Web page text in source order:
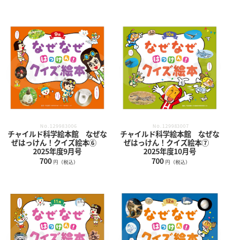
No.129983006
チャイルド科学絵本館 なぜな
ぜはっけん！クイズ絵本⑥
2025年度9月号
700 円（税込）
No.129983007
チャイルド科学絵本館 なぜな
ぜはっけん！クイズ絵本⑦
2025年度10月号
700 円（税込）